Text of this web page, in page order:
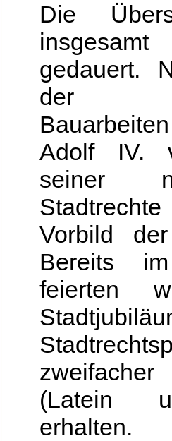
Die
gedauert.
der
Adolf IV.
seiner
Vorbild
Bereits
feierten
(Latein
erhalten.